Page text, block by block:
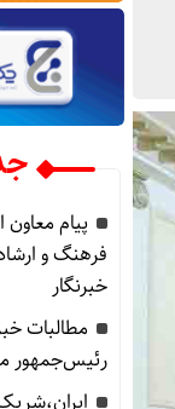
پیام معاون
فرهنگ و
خبرنگار
مطالبات
رئیس‌جمهور